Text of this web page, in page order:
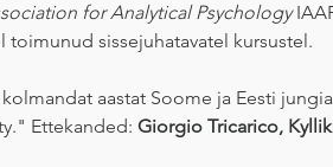
for Analytical Psychology
toimunud sissejuhatavatel kursustel.
aastat Soome ja Eesti
Ettekanded: Giorgio Tricarico,